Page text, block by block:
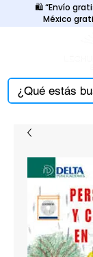
🛍️ “Envío
México